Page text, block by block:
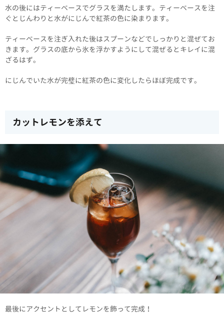
水の後にはティーベースでグラスを満たします。ティーベースを注
ぐとじんわりと水がにじんで紅茶の色に染まります。
ティーベースを注ぎ入れた後はスプーンなどでしっかりと混ぜてお
きます。グラスの底から氷を浮かすようにして混ぜるとキレイに混
ざるはず。
にじんでいた水が完璧に紅茶の色に変化したらほぼ完成です。
カットレモンを添えて
最後にアクセントとしてレモンを飾って完成！